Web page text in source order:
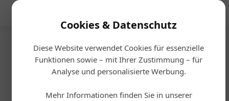
Cookies & Datenschutz
Diese Website verwendet Cookies für essenzielle
Funktionen sowie – mit Ihrer Zustimmung – für
Analyse und personalisierte Werbung.
Mehr Informationen finden Sie in unserer
Startseite/Gastro & Hotel
Neueröffnung
Quadrill: Linz hebt ab